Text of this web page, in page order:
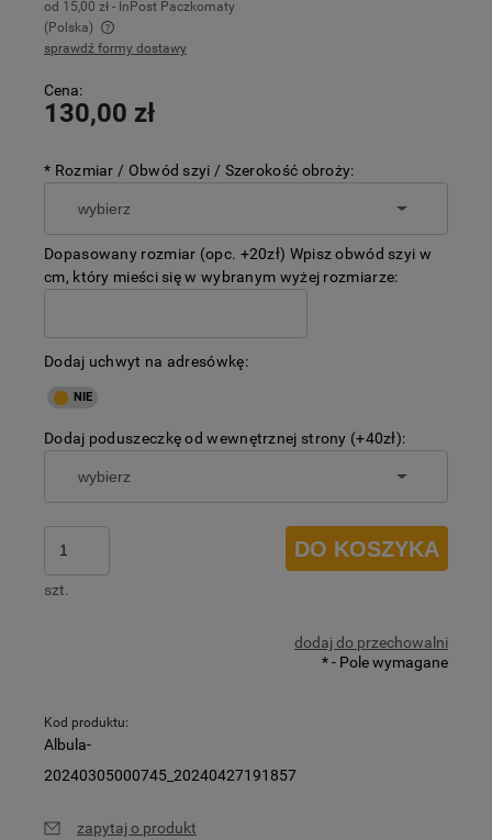
od 15,00 zł - InPost Paczkomaty
(Polska)
Cena nie zawiera ewentualnych kosztów płatności
sprawdź formy dostawy
Cena:
130,00 zł
* Rozmiar / Obwód szyi / Szerokość obroży:
Dopasowany rozmiar (opc. +20zł) Wpisz obwód szyi w
cm, który mieści się w wybranym wyżej rozmiarze:
Dodaj uchwyt na adresówkę:
Dodaj poduszeczkę od wewnętrznej strony (+40zł):
szt.
DO KOSZYKA
dodaj do przechowalni
*- Pole wymagane
Kod produktu:
Albula-
20240305000745_20240427191857
zapytaj o produkt